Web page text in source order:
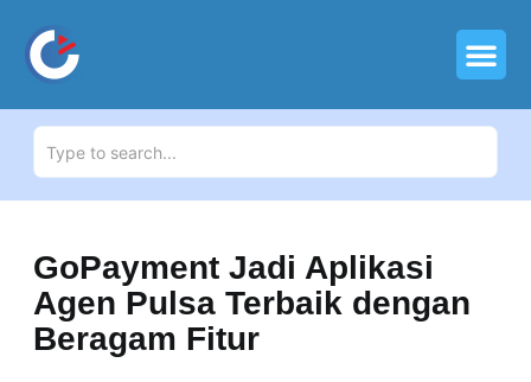
GoPayment Jadi Aplikasi
Agen Pulsa Terbaik dengan
Beragam Fitur